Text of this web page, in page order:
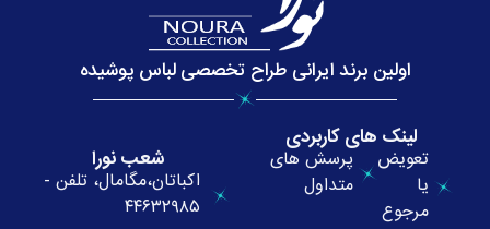
اولین برند ایرانی طراح تخصصی لباس پوشیده
لینک های کاربردی
تعویض
یا
مرجوع
پرسش های
متداول
شعب نورا
اکباتان،مگامال، تلفن -
۴۴۶۳۲۹۸۵